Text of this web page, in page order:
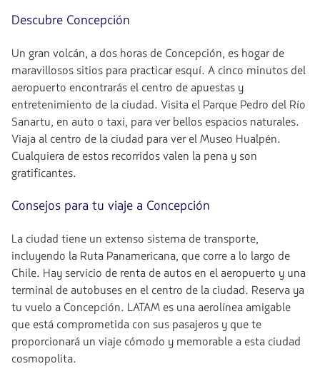
Descubre Concepción
Un gran volcán, a dos horas de Concepción, es hogar de
maravillosos sitios para practicar esquí. A cinco minutos del
aeropuerto encontrarás el centro de apuestas y
entretenimiento de la ciudad. Visita el Parque Pedro del Río
Sanartu, en auto o taxi, para ver bellos espacios naturales.
Viaja al centro de la ciudad para ver el Museo Hualpén.
Cualquiera de estos recorridos valen la pena y son
gratificantes.
Consejos para tu viaje a Concepción
La ciudad tiene un extenso sistema de transporte,
incluyendo la Ruta Panamericana, que corre a lo largo de
Chile. Hay servicio de renta de autos en el aeropuerto y una
terminal de autobuses en el centro de la ciudad. Reserva ya
tu vuelo a Concepción. LATAM es una aerolínea amigable
que está comprometida con sus pasajeros y que te
proporcionará un viaje cómodo y memorable a esta ciudad
cosmopolita.